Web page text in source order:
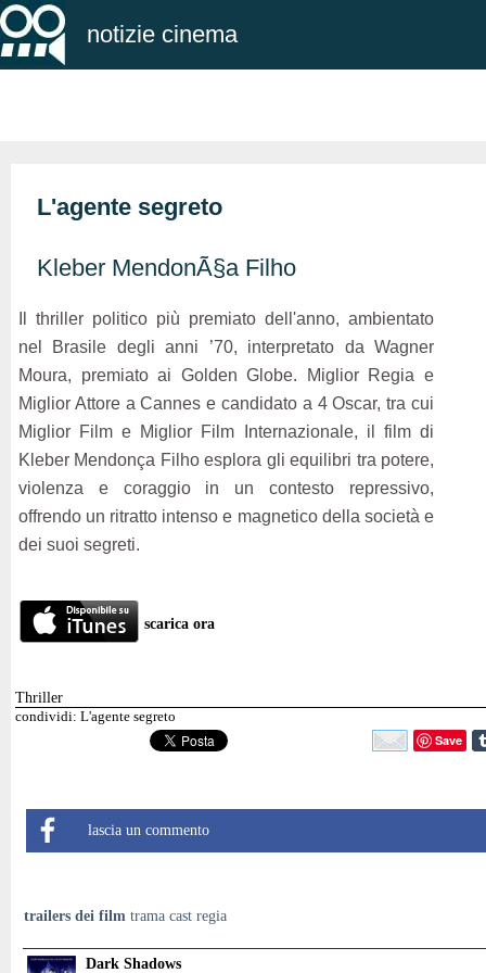
notizie cinema
L'agente segreto
Kleber MendonÃ§a Filho
Il thriller politico più premiato dell'anno, ambientato
nel Brasile degli anni ’70, interpretato da Wagner
Moura, premiato ai Golden Globe. Miglior Regia e
Miglior Attore a Cannes e candidato a 4 Oscar, tra cui
Miglior Film e Miglior Film Internazionale, il film di
Kleber Mendonça Filho esplora gli equilibri tra potere,
violenza e coraggio in un contesto repressivo,
offrendo un ritratto intenso e magnetico della società e
dei suoi segreti.
scarica ora
Thriller
condividi: L'agente segreto
Save
lascia un commento
trailers dei film trama cast regia
Dark Shadows